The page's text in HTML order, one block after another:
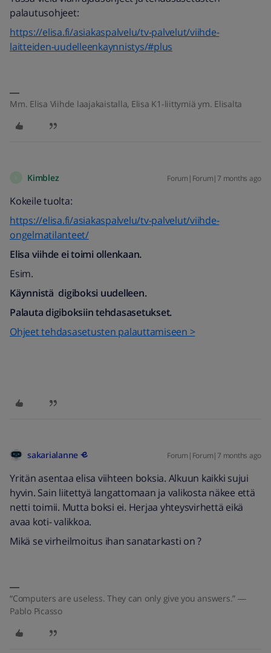
palautusohjeet:
https://elisa.fi/asiakaspalvelu/tv-palvelut/viihde-
laitteiden-uudelleenkaynnistys/#plus
Mm. Elisa Viihde laajakaistalla, Elisa K1-liittymiä ym. Elisalta
Kimblez Forum|Forum|7 months ago
Kokeile tuolta:
https://elisa.fi/asiakaspalvelu/tv-palvelut/viihde-
ongelmatilanteet/
Elisa viihde ei toimi ollenkaan.
Esim.
Käynnistä digiboksi uudelleen.
Palauta digiboksiin tehdasasetukset.
Ohjeet tehdasasetusten palauttamiseen >
sakarialanne Forum|Forum|7 months ago
Yritän asentaa elisa viihteen boksia. Alkuun kaikki sujui
hyvin. Sain liitettyä langattomaan ja valikosta näkee että
netti toimii. Mutta boksi ei. Herjaa yhteysvirhettä eikä
avaa koti- valikkoa.
Mikä se virheilmoitus ihan sanatarkasti on ?
“Computers are useless. They can only give you answers.” ―
Pablo Picasso